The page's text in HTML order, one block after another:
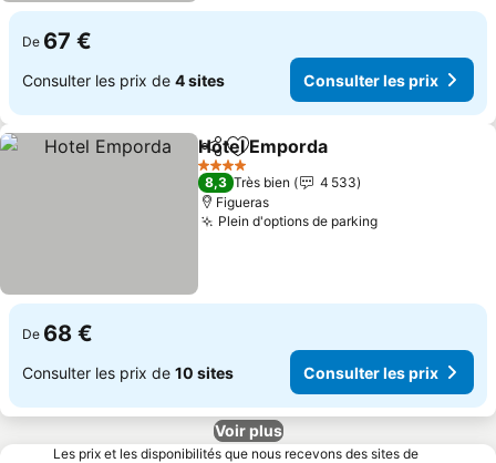
De 67 €
Consulter les prix de 4 sites Consulter les prix
PartagerAjouter à mes favoris
Hotel Emporda
4 Étoiles
8,3 Très bien
4 533
Figueras
Plein d'options de parking
De 68 €
Consulter les prix de 10 sites Consulter les prix
Voir plus
Les prix et les disponibilités que nous recevons des sites de